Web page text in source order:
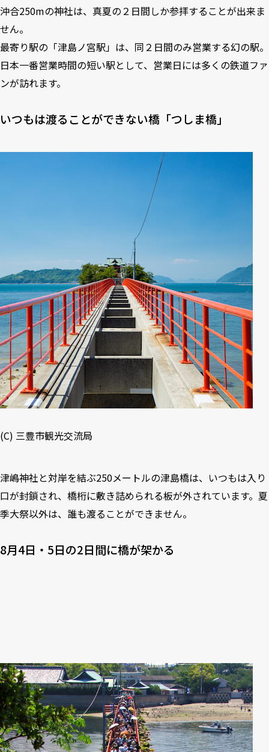
沖合250mの神社は、真夏の２日間しか参拝することが出来ま
せん。
最寄り駅の「津島ノ宮駅」は、同２日間のみ営業する幻の駅。
日本一番営業時間の短い駅として、営業日には多くの鉄道ファ
ンが訪れます。
いつもは渡ることができない橋「つしま橋」
(C) 三豊市観光交流局
津嶋神社と対岸を結ぶ250メートルの津島橋は、いつもは入り
口が封鎖され、橋桁に敷き詰められる板が外されています。夏
季大祭以外は、誰も渡ることができません。
8月4日・5日の2日間に橋が架かる